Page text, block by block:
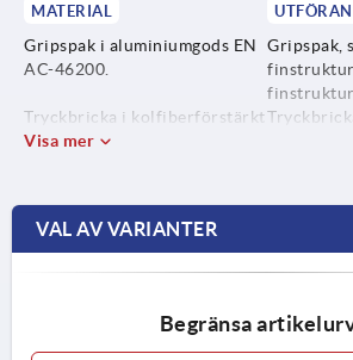
MATERIAL
Gripspak i aluminiumgods EN
AC-46200.
Tryckbricka i kolfiberförstärkt
HTP-plast.
rostfritt stål 1.4305.
Gripspak,
finstruktur.
Visa mer
VAL AV VARIANTER
Begränsa